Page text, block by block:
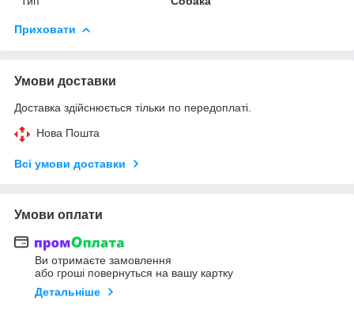
Приховати
Умови доставки
Доставка здійснюється тільки по передоплаті.
Нова Пошта
Всі умови доставки
Умови оплати
Ви отримаєте замовлення
або гроші повернуться на вашу картку
Детальніше